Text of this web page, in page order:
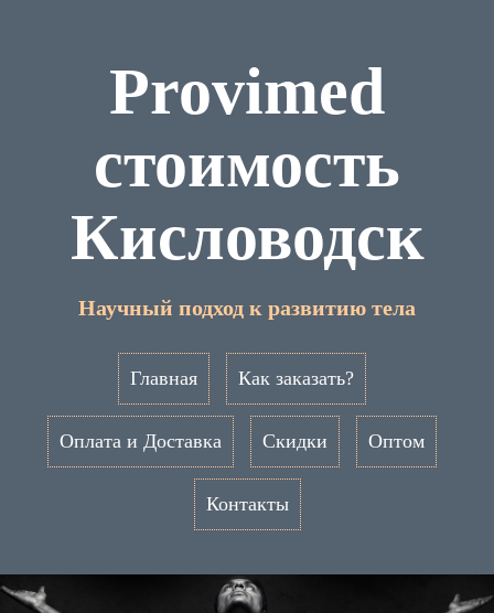
Provimed
стоимость
Кисловодск
Научный подход к развитию тела
Главная Как заказать?
Оплата и Доставка Скидки Оптом
Контакты